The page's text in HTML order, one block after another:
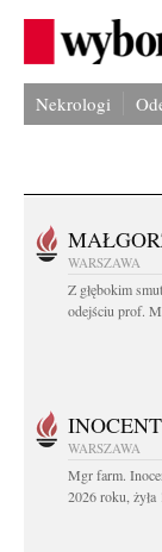
Nekrologi
WARSZAWA
Z głębokim
odejściu prof.
WARSZAWA
Mgr farm.
2026 roku, żyła